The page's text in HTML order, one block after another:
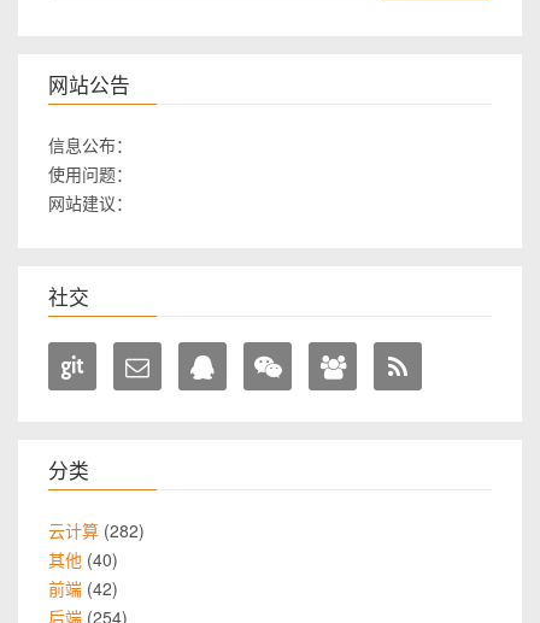
网站公告
信息公布：
使用问题：
网站建议：
社交
分类
云计算 282
其他 40
前端 42
后端 254